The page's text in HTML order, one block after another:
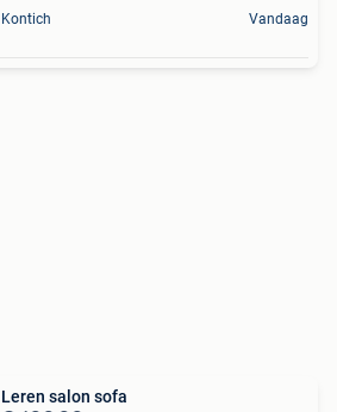
Kontich Vandaag
Leren salon sofa